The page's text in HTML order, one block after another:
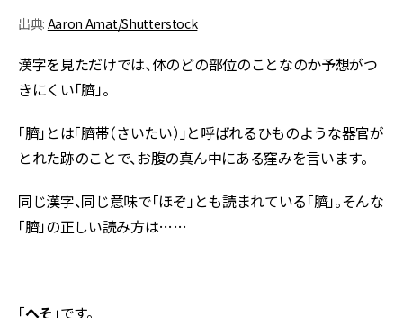
出典: Aaron Amat/Shutterstock
漢字を見ただけでは、体のどの部位のことなのか予想がつ
きにくい「臍」。
「臍」とは「臍帯（さいたい）」と呼ばれるひものような器官が
とれた跡のことで、お腹の真ん中にある窪みを言います。
同じ漢字、同じ意味で「ほぞ」とも読まれている「臍」。そんな
「臍」の正しい読み方は……
「へそ」です。